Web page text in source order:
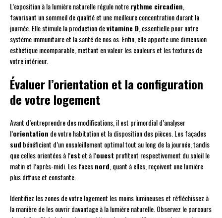
L’exposition à la lumière naturelle régule notrerythme circadien
favorisant un sommeil de qualité et une meilleure concentration durant la
journée. Elle stimule la production devitamine D , essentielle pour notre
système immunitaire et la santé de nos os. Enfin, elle apporte une dimension
esthétique incomparable, mettant en valeur les couleurs et les textures de
votre intérieur.
Évaluer l’orientation et la configuration
de votre logement
Avant d’entreprendre des modifications, il est primordial d’analyser
l’orientation de votre habitation et la disposition des pièces. Les façades
sud bénéficient d’un ensoleillement optimal tout au long de la journée, tandis
que celles orientées à l’est et à l’ouest profitent respectivement du soleil le
matin et l’après-midi. Les facesnord , quant à elles, reçoivent une lumière
plus diffuse et constante.
Identifiez les zones de votre logement les moins lumineuses et réfléchissez à
la manière de les ouvrir davantage à la lumière naturelle. Observez le parcours